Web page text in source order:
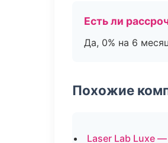
Есть ли
Да, 0% на 6
Похожие
Laser Lab Luxe